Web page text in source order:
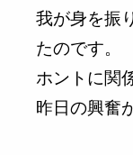
我が身を振
たのです。
ホントに関
昨日の興奮